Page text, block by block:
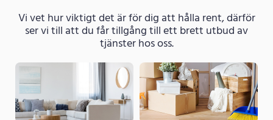
Vi vet hur viktigt det är för dig att hålla rent, därför
ser vi till att du får tillgång till ett brett utbud av
tjänster hos oss.